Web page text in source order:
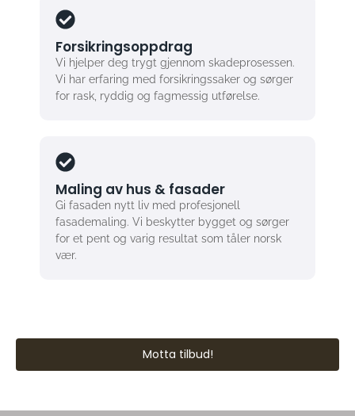
Forsikringsoppdrag
Vi hjelper deg trygt gjennom skadeprosessen.
Vi har erfaring med forsikringssaker og sørger
for rask, ryddig og fagmessig utførelse.
Maling av hus & fasader
Gi fasaden nytt liv med profesjonell
fasademaling. Vi beskytter bygget og sørger
for et pent og varig resultat som tåler norsk
vær.
Motta tilbud!